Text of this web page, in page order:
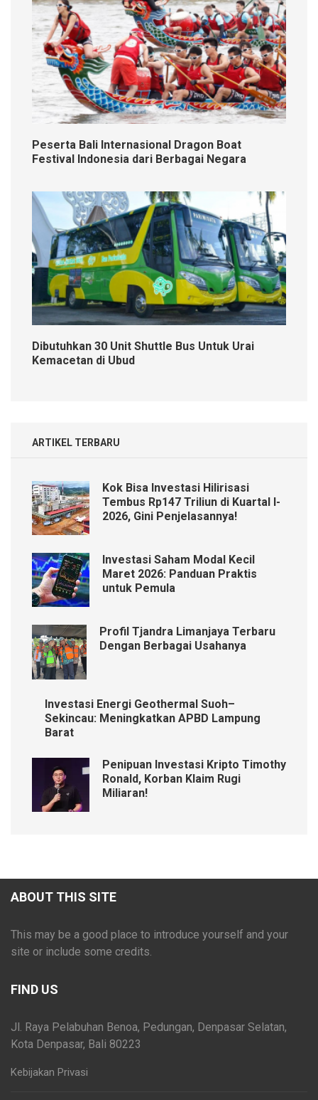
Peserta Bali Internasional Dragon Boat
Festival Indonesia dari Berbagai Negara
Dibutuhkan 30 Unit Shuttle Bus Untuk Urai
Kemacetan di Ubud
ARTIKEL TERBARU
Kok Bisa Investasi Hilirisasi
Tembus Rp147 Triliun di Kuartal I-
2026, Gini Penjelasannya!
Investasi Saham Modal Kecil
Maret 2026: Panduan Praktis
untuk Pemula
Profil Tjandra Limanjaya Terbaru
Dengan Berbagai Usahanya
Investasi Energi Geothermal Suoh–
Sekincau: Meningkatkan APBD Lampung
Barat
Penipuan Investasi Kripto Timothy
Ronald, Korban Klaim Rugi
Miliaran!
ABOUT THIS SITE
This may be a good place to introduce yourself and your
site or include some credits.
FIND US
Jl. Raya Pelabuhan Benoa, Pedungan, Denpasar Selatan,
Kota Denpasar, Bali 80223
Kebijakan Privasi